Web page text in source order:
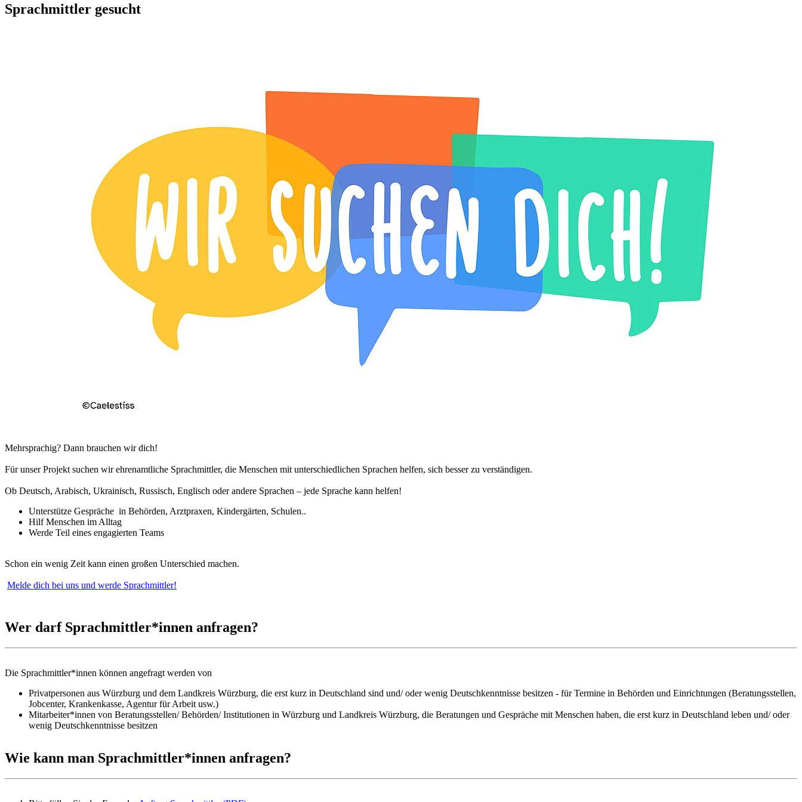
Sprachmittler gesucht
Mehrsprachig? Dann brauchen wir dich!
Für unser Projekt suchen wir ehrenamtliche Sprachmittler, die Menschen mit unterschiedlichen Sprachen helfen, sich besser zu verständigen.
Ob Deutsch, Arabisch, Ukrainisch, Russisch, Englisch oder andere Sprachen – jede Sprache kann helfen!
Unterstütze Gespräche in Behörden, Arztpraxen, Kindergärten, Schulen..
Hilf Menschen im Alltag
Werde Teil eines engagierten Teams
Schon ein wenig Zeit kann einen großen Unterschied machen.
Melde dich bei uns und werde Sprachmittler!
Wer darf Sprachmittler*innen anfragen?
Die Sprachmittler*innen können angefragt werden von
Privatpersonen aus Würzburg und dem Landkreis Würzburg, die erst kurz in Deutschland sind und/ oder wenig Deutschkenntnisse besitzen - für Termine in Behörden und Einrichtungen (Beratungsstellen,
Jobcenter, Krankenkasse, Agentur für Arbeit usw.)
Mitarbeiter*innen von Beratungsstellen/ Behörden/ Institutionen in Würzburg und Landkreis Würzburg, die Beratungen und Gespräche mit Menschen haben, die erst kurz in Deutschland leben und/ oder
wenig Deutschkenntnisse besitzen
Wie kann man Sprachmittler*innen anfragen?